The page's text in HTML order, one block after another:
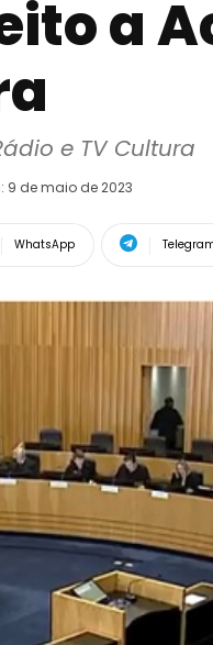
a
e TV Cultura
9 de maio de 2023
WhatsApp